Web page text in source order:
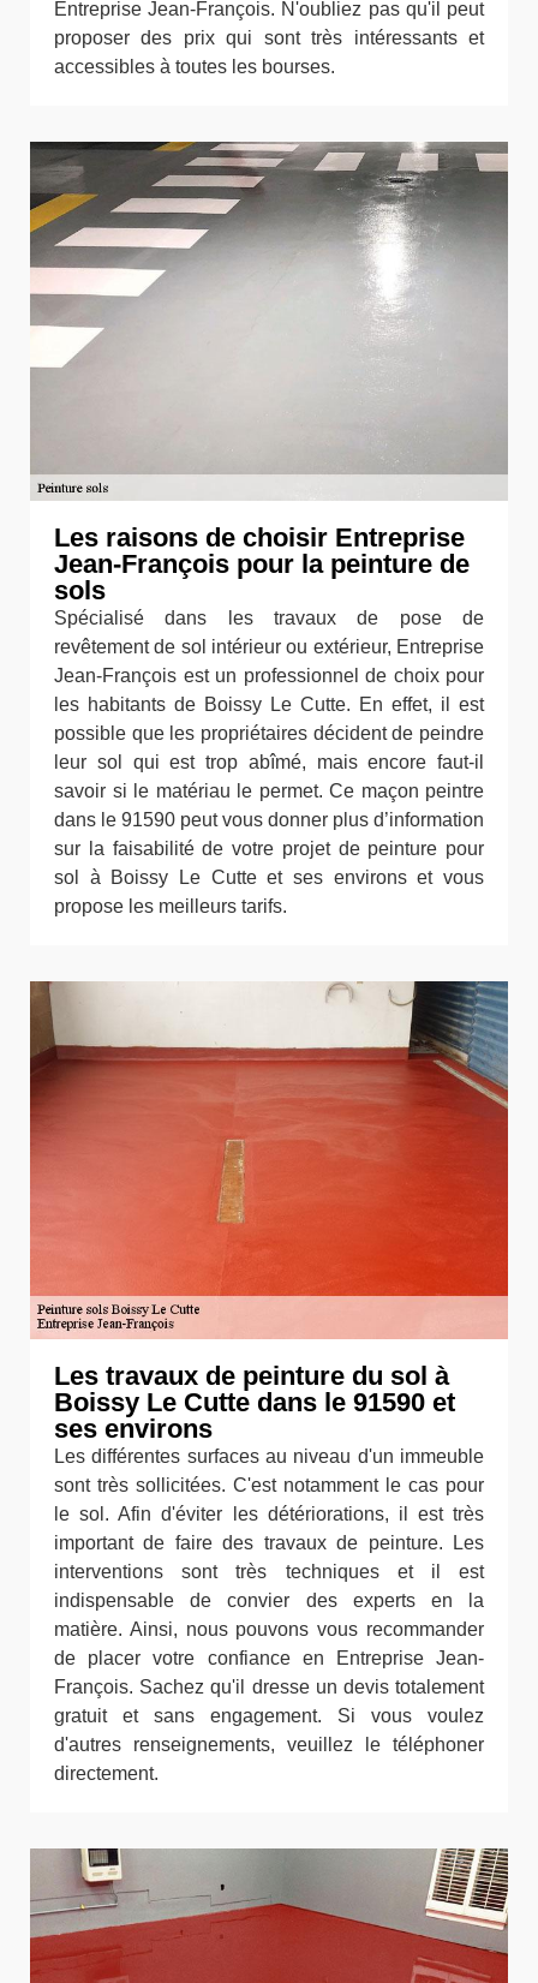
Entreprise Jean-François. N'oubliez pas qu'il peut
proposer des prix qui sont très intéressants et
accessibles à toutes les bourses.
Les raisons de choisir Entreprise
Jean-François pour la peinture de
sols
Spécialisé dans les travaux de pose de
revêtement de sol intérieur ou extérieur, Entreprise
Jean-François est un professionnel de choix pour
les habitants de Boissy Le Cutte. En effet, il est
possible que les propriétaires décident de peindre
leur sol qui est trop abîmé, mais encore faut-il
savoir si le matériau le permet. Ce maçon peintre
dans le 91590 peut vous donner plus d’information
sur la faisabilité de votre projet de peinture pour
sol à Boissy Le Cutte et ses environs et vous
propose les meilleurs tarifs.
Les travaux de peinture du sol à
Boissy Le Cutte dans le 91590 et
ses environs
Les différentes surfaces au niveau d'un immeuble
sont très sollicitées. C'est notamment le cas pour
le sol. Afin d'éviter les détériorations, il est très
important de faire des travaux de peinture. Les
interventions sont très techniques et il est
indispensable de convier des experts en la
matière. Ainsi, nous pouvons vous recommander
de placer votre confiance en Entreprise Jean-
François. Sachez qu'il dresse un devis totalement
gratuit et sans engagement. Si vous voulez
d'autres renseignements, veuillez le téléphoner
directement.